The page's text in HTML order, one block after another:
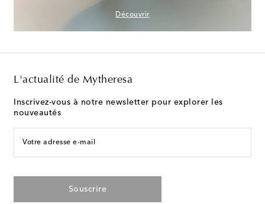
Découvrir
L'actualité de Mytheresa
Inscrivez-vous à notre newsletter pour explorer les
nouveautés
Votre adresse e-mail
Souscrire